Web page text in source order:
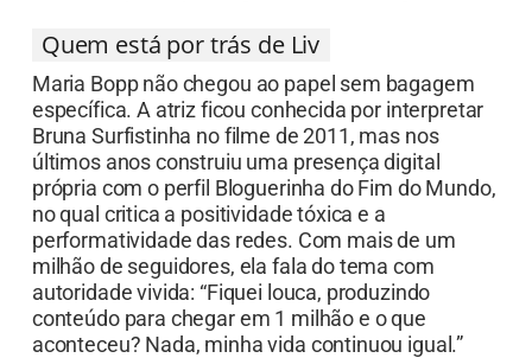
Quem está por trás de Liv
Maria Bopp não chegou ao papel sem bagagem
específica. A atriz ficou conhecida por interpretar
Bruna Surfistinha no filme de 2011, mas nos
últimos anos construiu uma presença digital
própria com o perfil Bloguerinha do Fim do Mundo,
no qual critica a positividade tóxica e a
performatividade das redes. Com mais de um
milhão de seguidores, ela fala do tema com
autoridade vivida: “Fiquei louca, produzindo
conteúdo para chegar em 1 milhão e o que
aconteceu? Nada, minha vida continuou igual.”